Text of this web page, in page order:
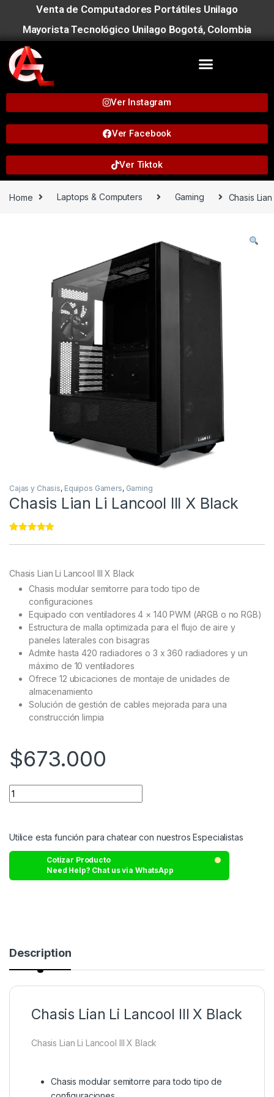
Venta de Computadores Portátiles Unilago
Mayorista Tecnológico Unilago Bogotá, Colombia
Ver Instagram
Ver Facebook
Ver Tiktok
Home Laptops & Computers Gaming Chasis
Cajas y Chasis, Equipos Gamers, Gaming
Chasis Lian Li Lancool III X Black
ratings
Chasis Lian Li Lancool III X Black
Chasis modular semitorre para todo tipo de
configuraciones
Equipado con ventiladores 4 × 140 PWM (ARGB o no RGB)
Estructura de malla optimizada para el flujo de aire y
paneles laterales con bisagras
Admite hasta 420 radiadores o 3 x 360 radiadores y un
máximo de 10 ventiladores
Ofrece 12 ubicaciones de montaje de unidades de
almacenamiento
Solución de gestión de cables mejorada para una
construcción limpia
$673.000
Utilice esta función para chatear con nuestros Especialistas
Cotizar Producto
Need Help? Chat us via WhatsApp
Description
Chasis Lian Li Lancool III X Black
Chasis Lian Li Lancool III X Black
Chasis modular semitorre para todo tipo de